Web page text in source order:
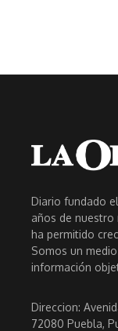
Diario fundado
años de nuestro
ha permitido
Somos un
información
Direccion:
72080 Puebla,